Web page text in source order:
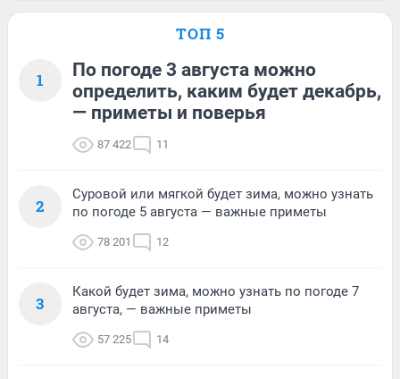
ТОП 5
1
По погоде 3 августа можно
определить, каким будет декабрь,
— приметы и поверья
87 422 11
2
Суровой или мягкой будет зима, можно узнать
по погоде 5 августа — важные приметы
78 201 12
3
Какой будет зима, можно узнать по погоде 7
августа, — важные приметы
57 225 14